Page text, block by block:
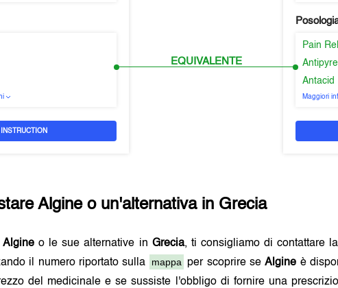
INSTRUCTION
EQUIVALENTE
Pain
Antacid
Maggiori
Algineo un'alternativa in Grecia
Algine o le sue alternative in Grecia, ti consigliamo di contattare la
il numero riportato sulla
mappa per scoprire seAlgine è
del medicinale e se sussiste l'obbligo di fornire una